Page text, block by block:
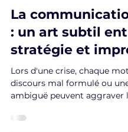
3 mars 2025
5 min de
La
: un art subtil
stratégie et
Lors d'une crise, chaque